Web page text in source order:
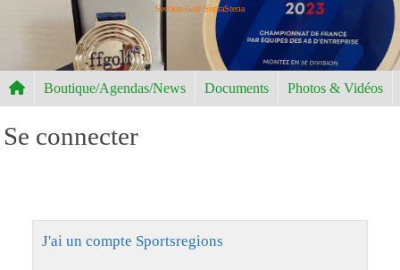
Section Golf SopraSteria
Boutique/Agendas/News Documents Photos & Vidéos
Se connecter
J'ai un compte Sportsregions
Panneau de gestion des cookies